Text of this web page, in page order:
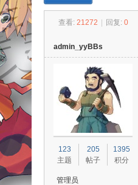
›
查看: 21272 回复: 0
admin_yyBBs
123
主题
205
帖子
1395
积分
管理员